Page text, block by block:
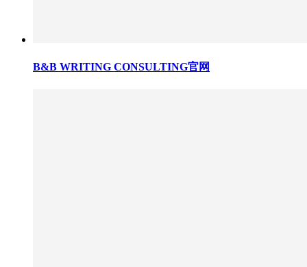
B&B WRITING CONSULTING官网